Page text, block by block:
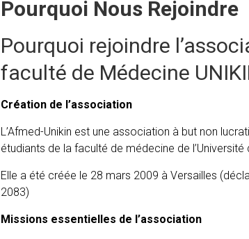
Pourquoi Nous Rejoindre
Pourquoi rejoindre
faculté de Médecine
Création de l’association
L’Afmed-Unikin est une association à but non
étudiants de la faculté de médecine de l’Université
Elle a été créée le 28 mars 2009 à Versailles
2083)
Missions essentielles de l’association